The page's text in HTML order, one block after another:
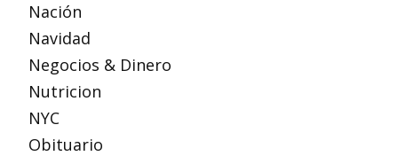
Nación
Navidad
Negocios & Dinero
Nutricion
NYC
Obituario